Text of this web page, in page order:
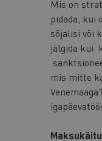
Mis on
pidada, kui
sõjalisi või
jälgida kui
mis mitte